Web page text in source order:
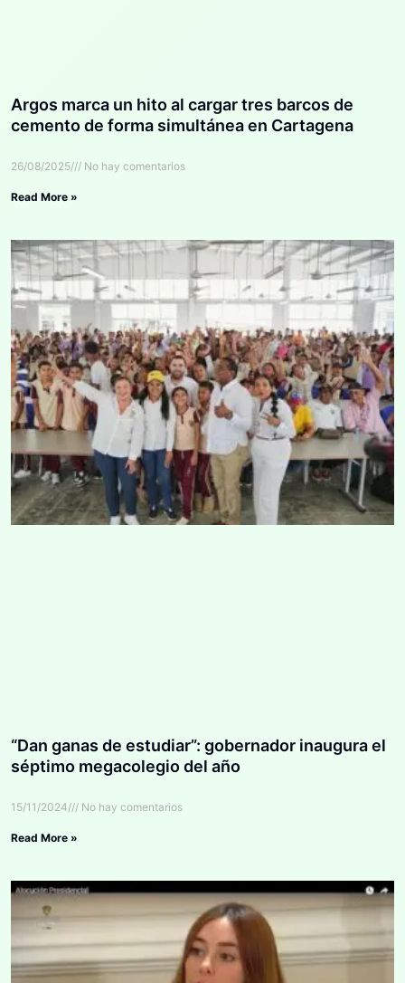
Argos marca un hito al cargar tres barcos de
cemento de forma simultánea en Cartagena
26/08/2025 No hay comentarios
Read More »
“Dan ganas de estudiar”: gobernador inaugura el
séptimo megacolegio del año
15/11/2024 No hay comentarios
Read More »